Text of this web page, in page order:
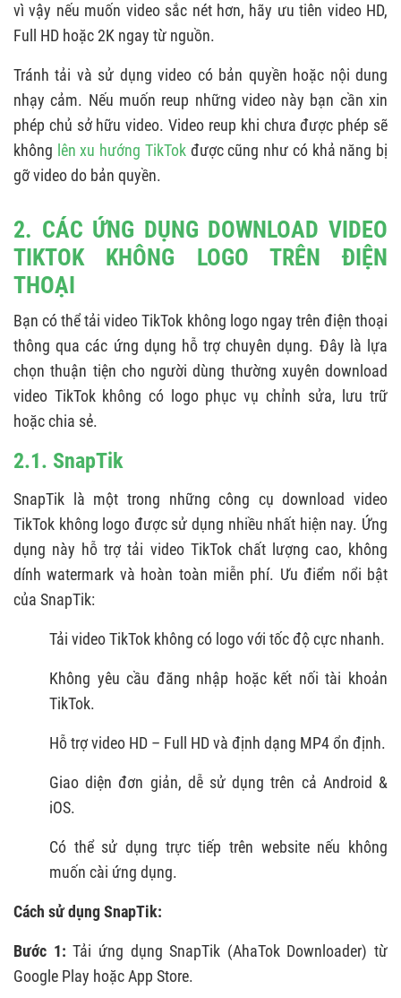
vì vậy nếu muốn video sắc nét hơn, hãy ưu tiên video HD,
Full HD hoặc 2K ngay từ nguồn.
Tránh tải và sử dụng video có bản quyền hoặc nội dung
nhạy cảm. Nếu muốn reup những video này bạn cần xin
phép chủ sở hữu video. Video reup khi chưa được phép sẽ
không lên xu hướng TikTokđược cũng như có khả năng bị
gỡ video do bản quyền.
2. CÁC ỨNG DỤNG DOWNLOAD VIDEO
TIKTOK KHÔNG LOGO TRÊN ĐIỆN
THOẠI
Bạn có thể tải video TikTok không logo ngay trên điện thoại
thông qua các ứng dụng hỗ trợ chuyên dụng. Đây là lựa
chọn thuận tiện cho người dùng thường xuyên download
video TikTok không có logo phục vụ chỉnh sửa, lưu trữ
hoặc chia sẻ.
2.1. SnapTik
SnapTik là một trong những công cụ download video
TikTok không logo được sử dụng nhiều nhất hiện nay. Ứng
dụng này hỗ trợ tải video TikTok chất lượng cao, không
dính watermark và hoàn toàn miễn phí. Ưu điểm nổi bật
của SnapTik:
Tải video TikTok không có logo với tốc độ cực nhanh.
Không yêu cầu đăng nhập hoặc kết nối tài khoản
TikTok.
Hỗ trợ video HD – Full HD và định dạng MP4 ổn định.
Giao diện đơn giản, dễ sử dụng trên cả Android &
iOS.
Có thể sử dụng trực tiếp trên website nếu không
muốn cài ứng dụng.
Cách sử dụng SnapTik:
Bước 1:Tải ứng dụng SnapTik (AhaTok Downloader) từ
Google Play hoặc App Store.